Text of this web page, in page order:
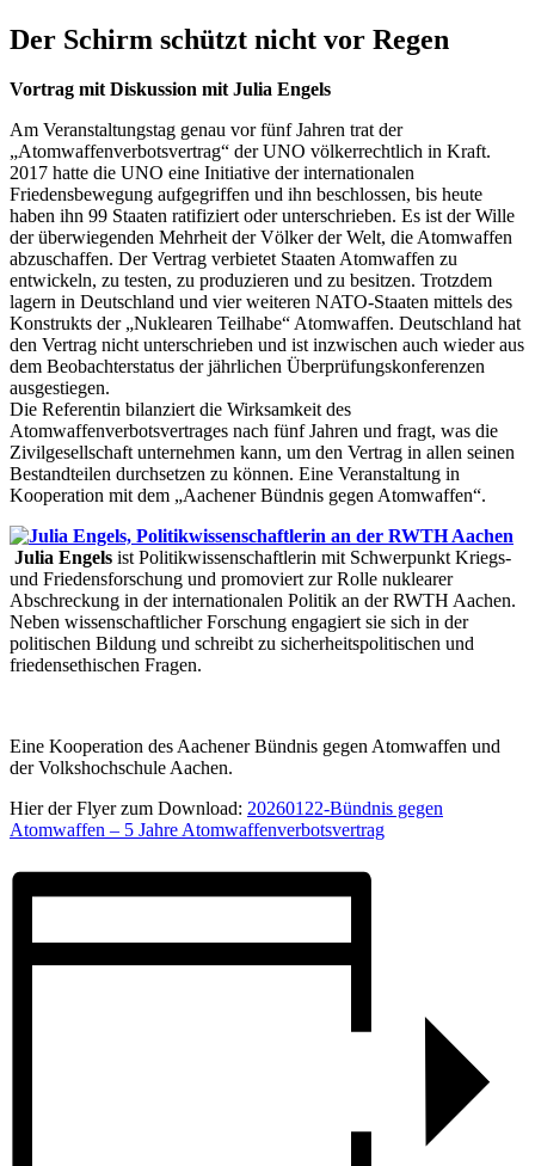
Der Schirm schützt nicht vor Regen
Vortrag mit Diskussion mit Julia Engels
Am Veranstaltungstag genau vor fünf Jahren trat der
„Atomwaffenverbotsvertrag“ der UNO völkerrechtlich in Kraft.
2017 hatte die UNO eine Initiative der internationalen
Friedensbewegung aufgegriffen und ihn beschlossen, bis heute
haben ihn 99 Staaten ratifiziert oder unterschrieben. Es ist der Wille
der überwiegenden Mehrheit der Völker der Welt, die Atomwaffen
abzuschaffen. Der Vertrag verbietet Staaten Atomwaffen zu
entwickeln, zu testen, zu produzieren und zu besitzen. Trotzdem
lagern in Deutschland und vier weiteren NATO-Staaten mittels des
Konstrukts der „Nuklearen Teilhabe“ Atomwaffen. Deutschland hat
den Vertrag nicht unterschrieben und ist inzwischen auch wieder aus
dem Beobachterstatus der jährlichen Überprüfungskonferenzen
ausgestiegen.
Die Referentin bilanziert die Wirksamkeit des
Atomwaffenverbotsvertrages nach fünf Jahren und fragt, was die
Zivilgesellschaft unternehmen kann, um den Vertrag in allen seinen
Bestandteilen durchsetzen zu können. Eine Veranstaltung in
Kooperation mit dem „Aachener Bündnis gegen Atomwaffen“.
Julia Engels ist Politikwissenschaftlerin mit Schwerpunkt Kriegs-
und Friedensforschung und promoviert zur Rolle nuklearer
Abschreckung in der internationalen Politik an der RWTH Aachen.
Neben wissenschaftlicher Forschung engagiert sie sich in der
politischen Bildung und schreibt zu sicherheitspolitischen und
friedensethischen Fragen.
Eine Kooperation des Aachener Bündnis gegen Atomwaffen und
der Volkshochschule Aachen.
Hier der Flyer zum Download: 20260122-Bündnis gegen
Atomwaffen – 5 Jahre Atomwaffenverbotsvertrag